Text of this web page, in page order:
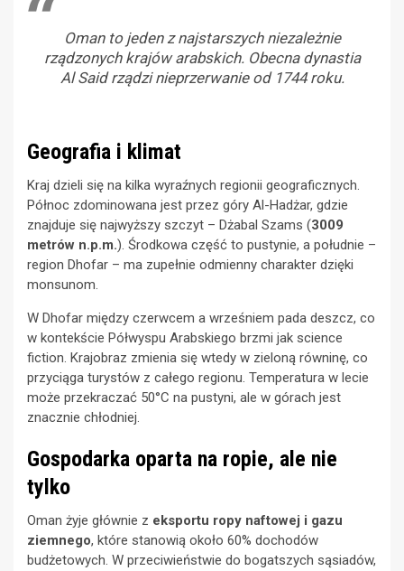
Oman to jeden z najstarszych niezależnie
rządzonych krajów arabskich. Obecna dynastia
Al Said rządzi nieprzerwanie od 1744 roku.
Geografia i klimat
Kraj dzieli się na kilka wyraźnych regionii geograficznych.
Północ zdominowana jest przez góry Al-Hadżar, gdzie
znajduje się najwyższy szczyt – Dżabal Szams (3009
metrów n.p.m.). Środkowa część to pustynie, a południe –
region Dhofar – ma zupełnie odmienny charakter dzięki
monsunom.
W Dhofar między czerwcem a wrześniem pada deszcz, co
w kontekście Półwyspu Arabskiego brzmi jak science
fiction. Krajobraz zmienia się wtedy w zieloną równinę, co
przyciąga turystów z całego regionu. Temperatura w lecie
może przekraczać 50°C na pustyni, ale w górach jest
znacznie chłodniej.
Gospodarka oparta na ropie, ale nie
tylko
Oman żyje głównie z eksportu ropy naftowej i gazu
ziemnego, które stanowią około 60% dochodów
budżetowych. W przeciwieństwie do bogatszych sąsiadów,